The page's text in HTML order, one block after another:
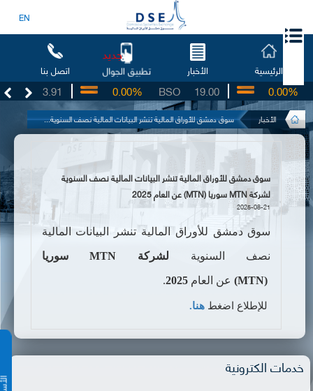
EN
الرئيسية الأخبار تطبيق الجوال
جديد
اتصل بنا
3.91
UG 19.00
BSO
0.00% 0.00%
الأخبار سوق دمشق للأوراق المالية تنشر البيانات المالية نصف السنوية...
سوق دمشق للأوراق المالية تنشر البيانات المالية نصف السنوية
لشركة MTN سوريا (MTN) عن العام 2025
2025-08-21
سوق دمشق للأوراق الماليةتنشر البيانات المالية
نصف السنوية لشركة MTNسوريا
(
MTN
) عن العام 2025
.
للإطلاع اضغط هنا.
خدمات الكترونية